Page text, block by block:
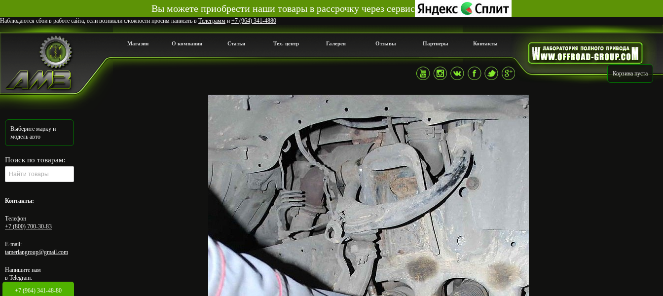
Вы можете приобрести наши товары в рассрочку через сервис
Наблюдаются сбои в работе сайта, если возникли сложности просим написать в Телеграмм и +7 (964) 341-4880
Магазин О компании Статьи Тех. центр Галерея Отзывы Партнеры Контакты
Выберите марку и
модель авто
Поиск по товарам:
Контакты:
Телефон
+7 (800) 700-30-83
E-mail:
tamerlangroup@gmail.com
Напишите нам
в Telegram:
+7 (964) 341-48-80
Корзина пуста